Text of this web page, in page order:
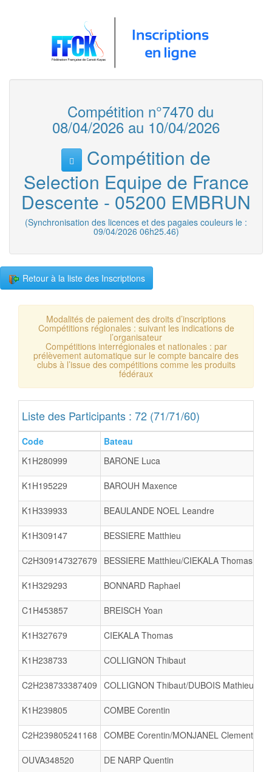
Compétition n°7470 du
08/04/2026 au 10/04/2026
Compétition de
Selection Equipe de France
Descente - 05200 EMBRUN
(Synchronisation des licences et des pagaies couleurs le :
09/04/2026 06h25.46)
Retour à la liste des Inscriptions
Modalités de paiement des droits d’inscriptions
Compétitions régionales : suivant les indications de
l’organisateur
Compétitions interrégionales et nationales : par
prélèvement automatique sur le compte bancaire des
clubs à l’issue des compétitions comme les produits
fédéraux
Liste des Participants : 72 (71/71/60)
Code
Bateau
K1H280999
BARONE Luca
K1H195229 BAROUH Maxence
K1H339933 BEAULANDE NOEL Leandre
K1H309147 BESSIERE Matthieu
C2H309147327679 BESSIERE Matthieu/CIEKALA Thomas
K1H329293 BONNARD Raphael
C1H453857 BREISCH Yoan
K1H327679 CIEKALA Thomas
K1H238733 COLLIGNON Thibaut
C2H238733387409 COLLIGNON Thibaut/DUBOIS Mathieu
K1H239805 COMBE Corentin
C2H239805241168 COMBE Corentin/MONJANEL Clement
OUVA348520 DE NARP Quentin